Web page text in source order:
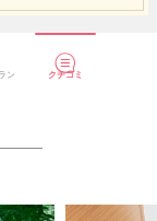
ン クチコミ